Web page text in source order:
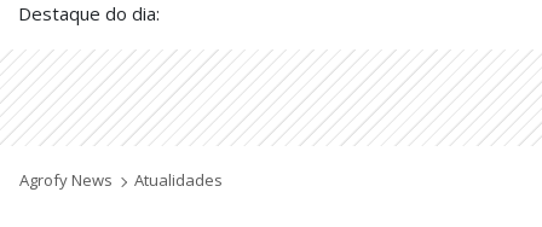
Destaque do dia:
Agrofy News Atualidades